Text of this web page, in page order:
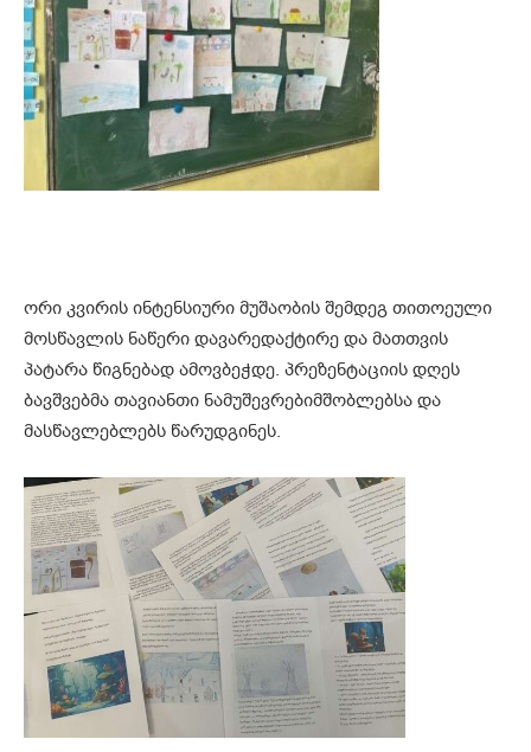
ორი კვირის ინტენსიური მუშაობის შემდეგ თითოეული
მოსწავლის ნაწერი დავარედაქტირე და მათთვის
პატარა წიგნებად ამოვბეჭდე. პრეზენტაციის დღეს
ბავშვებმა თავიანთი ნამუშევრებიმშობლებსა და
მასწავლებლებს წარუდგინეს.